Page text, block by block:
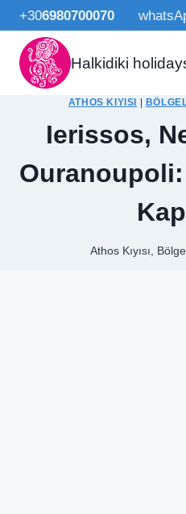
Skip
to
content
+306980700070
Halkidiki
ATHOS KIYISI
Ierissos,
Athos Kıyısı